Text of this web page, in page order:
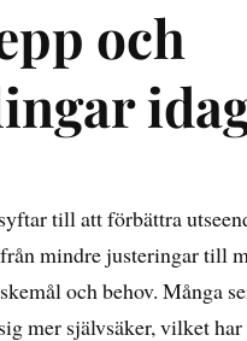
och
till att förbättra
mindre justeringar till
och behov. Många
mer självsäker, vilket